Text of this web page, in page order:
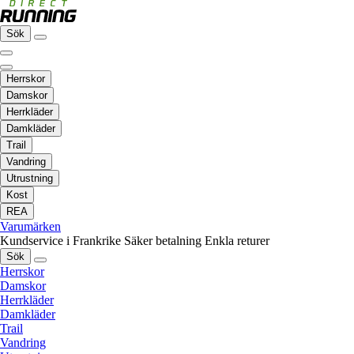
Sök
Herrskor
Damskor
Herrkläder
Damkläder
Trail
Vandring
Utrustning
Kost
REA
Varumärken
Kundservice i Frankrike Säker betalning Enkla returer
Sök
Herrskor
Damskor
Herrkläder
Damkläder
Trail
Vandring